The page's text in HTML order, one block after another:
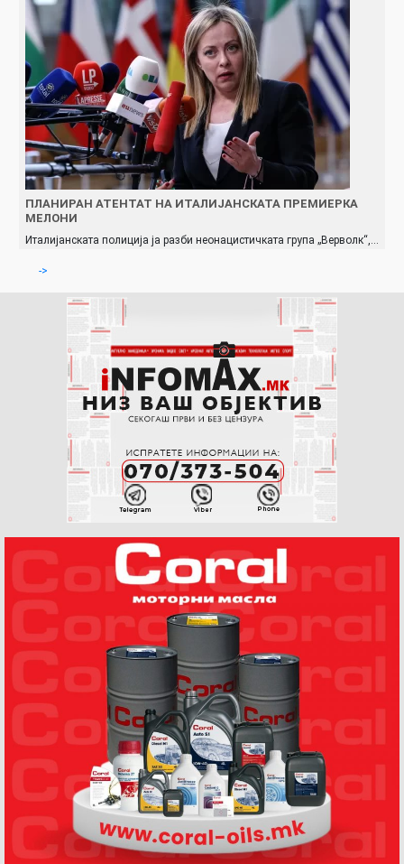
ПЛАНИРАН АТЕНТАТ НА ИТАЛИЈАНСКАТА ПРЕМИЕРКА
МЕЛОНИ
Италијанската полиција ја разби неонацистичката група „Верволк“,…
->